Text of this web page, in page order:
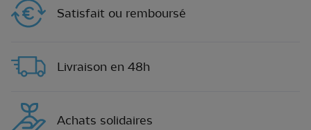
Satisfait ou remboursé
Livraison en 48h
Achats solidaires